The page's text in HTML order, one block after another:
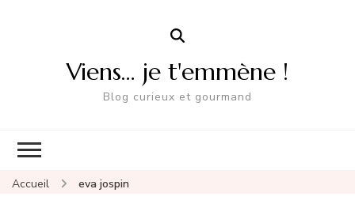
Viens… je t'emmène !
Blog curieux et gourmand
Accueil eva jospin